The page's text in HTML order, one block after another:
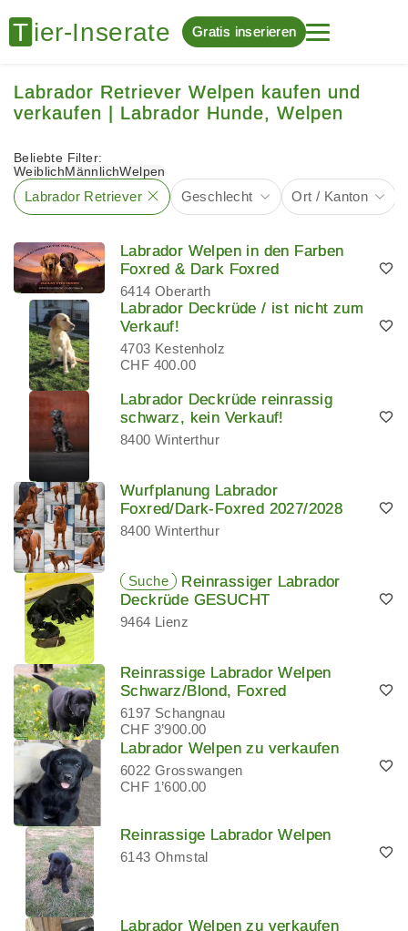
Gratis inserieren
Labrador Retriever Welpen kaufen und
verkaufen | Labrador Hunde, Welpen
Beliebte Filter:
Weiblich MännlichWelpen
Labrador Retriever Geschlecht Ort / Kanton
Labrador Welpen in den Farben
Foxred & Dark Foxred
6414 Oberarth
Labrador Deckrüde / ist nicht zum
Verkauf!
4703 Kestenholz
CHF 400.00
Labrador Deckrüde reinrassig
schwarz, kein Verkauf!
8400 Winterthur
Wurfplanung Labrador
Foxred/Dark-Foxred 2027/2028
8400 Winterthur
Suche
Reinrassiger Labrador
Deckrüde GESUCHT
9464 Lienz
Reinrassige Labrador Welpen
Schwarz/Blond, Foxred
6197 Schangnau
CHF 3’900.00
Labrador Welpen zu verkaufen
6022 Grosswangen
CHF 1’600.00
Reinrassige Labrador Welpen
6143 Ohmstal
Labrador Welpen zu verkaufen